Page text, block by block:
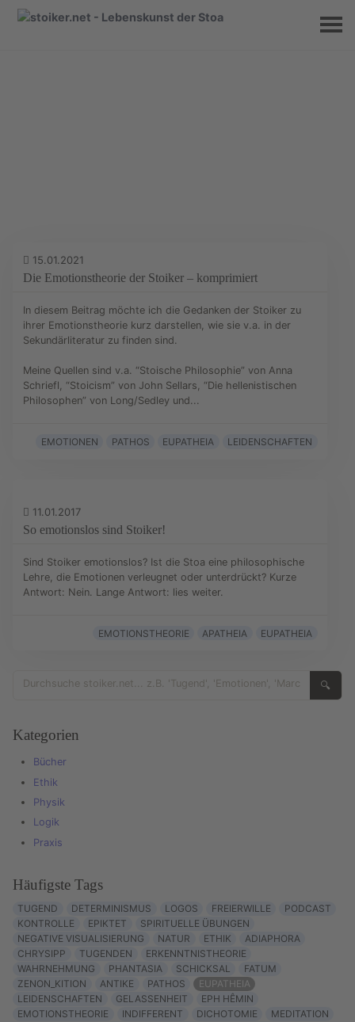
15.01.2021
Die Emotionstheorie der Stoiker – komprimiert
In diesem Beitrag möchte ich die Gedanken der Stoiker zu
ihrer Emotionstheorie kurz darstellen, wie sie v.a. in der
Sekundärliteratur zu finden sind.
Meine Quellen sind v.a. “Stoische Philosophie” von Anna
Schriefl, “Stoicism” von John Sellars, “Die hellenistischen
Philosophen” von Long/Sedley und...
EMOTIONEN PATHOS EUPATHEIA LEIDENSCHAFTEN
11.01.2017
So emotionslos sind Stoiker!
Sind Stoiker emotionslos? Ist die Stoa eine philosophische
Lehre, die Emotionen verleugnet oder unterdrückt? Kurze
Antwort: Nein. Lange Antwort: lies weiter.
EMOTIONSTHEORIE APATHEIA EUPATHEIA
🔍
Kategorien
Bücher
Ethik
Physik
Logik
Praxis
Häufigste Tags
TUGEND DETERMINISMUS LOGOS FREIERWILLE
PODCAST
KONTROLLE
EPIKTET
SPIRITUELLE ÜBUNGEN
NEGATIVE VISUALISIERUNG
NATUR ETHIK
ADIAPHORA
CHRYSIPP
TUGENDEN
ERKENNTNISTHEORIE
WAHRNEHMUNG
PHANTASIA SCHICKSAL
FATUM
ZENON_KITION
ANTIKE PATHOS
EUPATHEIA
LEIDENSCHAFTEN
GELASSENHEIT
EPH HÊMIN
EMOTIONSTHEORIE
INDIFFERENT DICHOTOMIE
MEDITATION